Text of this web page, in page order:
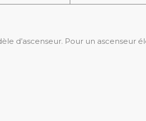
d’ascenseur. Pour un